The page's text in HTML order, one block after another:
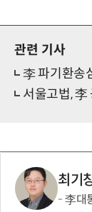
관련 기사
李 파기환송
서울고법, 李
최기
李대